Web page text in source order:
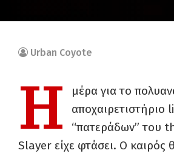
Urban Coyote
Η
μέρα για το
αποχαιρετιστήριο
“πατεράδων” του
Slayer είχε φτάσει. Ο καιρός